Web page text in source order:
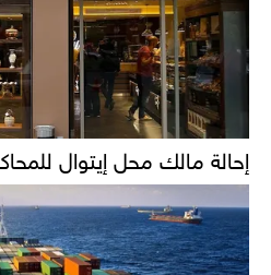
إحالة مالك محل إيتوال